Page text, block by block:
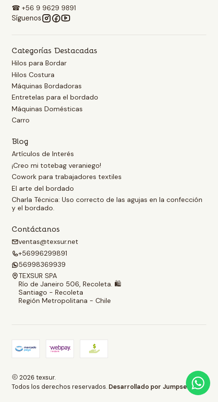
☎ +56 9 9629 9891
Síguenos
Categorías Destacadas
Hilos para Bordar
Hilos Costura
Máquinas Bordadoras
Entretelas para el bordado
Máquinas Domésticas
Carro
Blog
Artículos de Interés
¡Creo mi totebag veraniego!
Cowork para trabajadores textiles
El arte del bordado
Charla Técnica: Uso correcto de las agujas en la confección
y el bordado.
Contáctanos
ventas@texsur.net
+56996299891
56998369939
TEXSUR SPA
Río de Janeiro 506, Recoleta. 🛍️
Santiago - Recoleta
Región Metropolitana - Chile
2026 texsur.
Todos los derechos reservados. Desarrollado por Jumpseller.